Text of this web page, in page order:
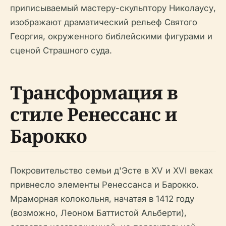
приписываемый мастеру-скульптору Николаусу,
изображают драматический рельеф Святого
Георгия, окруженного библейскими фигурами и
сценой Страшного суда.
Трансформация в
стиле Ренессанс и
Барокко
Покровительство семьи д'Эсте в XV и XVI веках
привнесло элементы Ренессанса и Барокко.
Мраморная колокольня, начатая в 1412 году
(возможно, Леоном Баттистой Альберти),